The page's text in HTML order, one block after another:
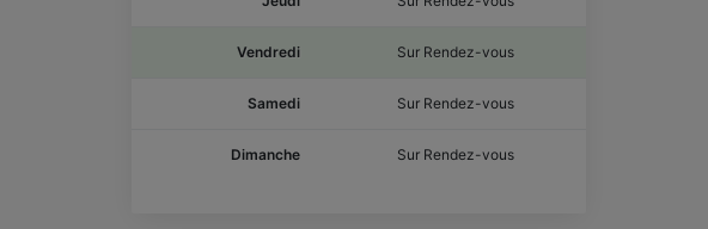
Vendredi Sur Rendez-vous
Samedi Sur Rendez-vous
Dimanche Sur Rendez-vous